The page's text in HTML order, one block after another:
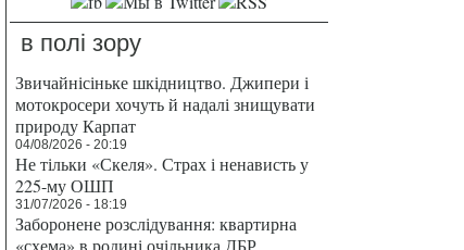
в полі зору
Звичайнісіньке шкідництво. Джипери і
мотокросери хочуть й надалі знищувати
природу Карпат
04/08/2026 - 20:19
Не тільки «Скеля». Страх і ненависть у
225-му ОШП
31/07/2026 - 18:19
Заборонене розслідування: квартирна
«схема» в родині очільника ДБР